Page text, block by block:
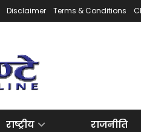
Disclaimer Terms & Conditions
राष्ट्रीय राजनीति